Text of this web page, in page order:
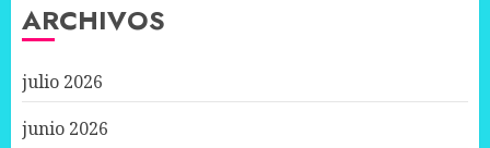
ARCHIVOS
julio 2026
junio 2026